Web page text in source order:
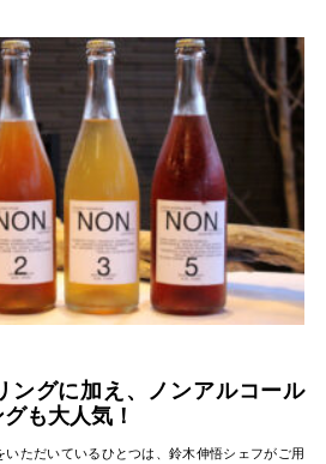
ングに加え、ノンアルコール
も大人気！
ただいているひとつは、鈴木伸悟シェフがご用